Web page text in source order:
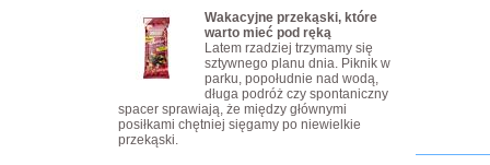
Wakacyjne przekąski, które
warto mieć pod ręką
Latem rzadziej trzymamy się
sztywnego planu dnia. Piknik w
parku, popołudnie nad wodą,
długa podróż czy spontaniczny
spacer sprawiają, że między głównymi
posiłkami chętniej sięgamy po niewielkie
przekąski.